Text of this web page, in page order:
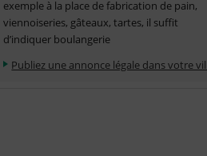
exemple à la place de fabrication de pain,
viennoiseries, gâteaux, tartes, il suffit
d’indiquer boulangerie
Publiez une annonce légale dans votre